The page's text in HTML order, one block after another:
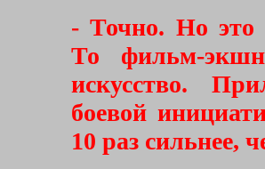
- Точно. Но это
То фильм-
искусство.
боевой
10 раз сильнее,